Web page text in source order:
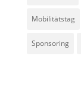
Mobilitätstag
Sponsoring